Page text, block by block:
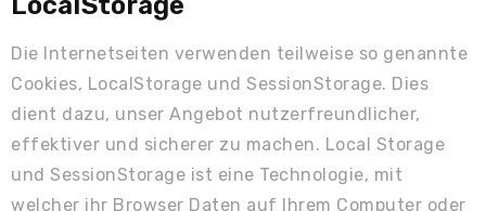
Die Internetseiten verwenden teilweise so genannte
Cookies, LocalStorage und SessionStorage. Dies
dient dazu, unser Angebot nutzerfreundlicher,
effektiver und sicherer zu machen. Local Storage
und SessionStorage ist eine Technologie, mit
welcher ihr Browser Daten auf Ihrem Computer oder